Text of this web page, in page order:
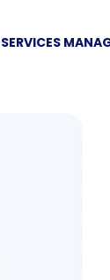
SERVICES